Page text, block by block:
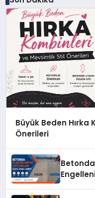
Büyük Beden
Önerileri